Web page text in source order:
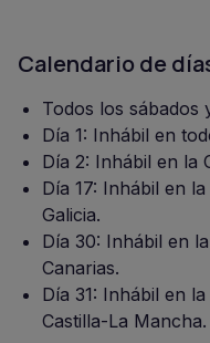
Calendario de
Todos los sábados
Día 1: Inhábil en
Día 2: Inhábil en la
Día 17: Inhábil en
Galicia.
Día 30: Inhábil en
Canarias.
Día 31: Inhábil en
Castilla-La Mancha.